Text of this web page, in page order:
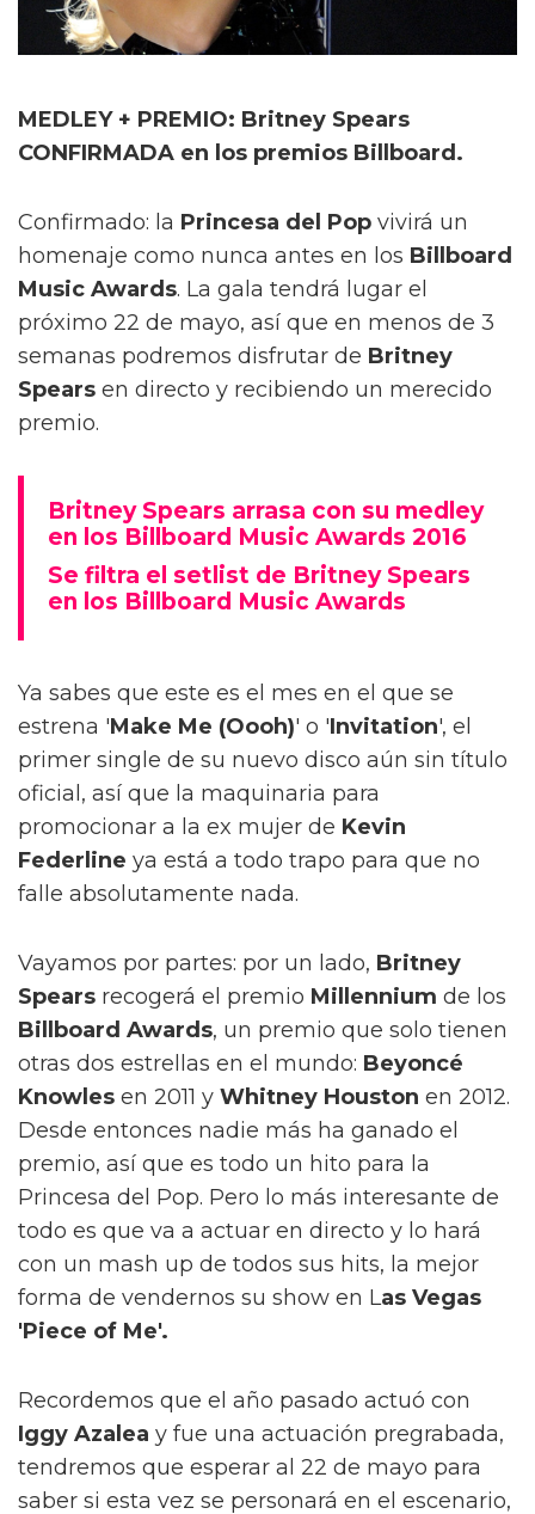
MEDLEY + PREMIO: Britney Spears
CONFIRMADA en los premios Billboard.
Confirmado: la Princesa del Pop vivirá un
homenaje como nunca antes en los Billboard
Music Awards. La gala tendrá lugar el
próximo 22 de mayo, así que en menos de 3
semanas podremos disfrutar de Britney
Spears en directo y recibiendo un merecido
premio.
Britney Spears arrasa con su medley
en los Billboard Music Awards 2016
Se filtra el setlist de Britney Spears
en los Billboard Music Awards
Ya sabes que este es el mes en el que se
estrena 'Make Me (Oooh)' o 'Invitation', el
primer single de su nuevo disco aún sin título
oficial, así que la maquinaria para
promocionar a la ex mujer de Kevin
Federline ya está a todo trapo para que no
falle absolutamente nada.
Vayamos por partes: por un lado, Britney
Spears recogerá el premio Millennium de los
Billboard Awards, un premio que solo tienen
otras dos estrellas en el mundo: Beyoncé
Knowles en 2011 y Whitney Houston en 2012.
Desde entonces nadie más ha ganado el
premio, así que es todo un hito para la
Princesa del Pop. Pero lo más interesante de
todo es que va a actuar en directo y lo hará
con un mash up de todos sus hits, la mejor
forma de vendernos su show en Las Vegas
'Piece of Me'.
Recordemos que el año pasado actuó con
Iggy Azalea y fue una actuación pregrabada,
tendremos que esperar al 22 de mayo para
saber si esta vez se personará en el escenario,